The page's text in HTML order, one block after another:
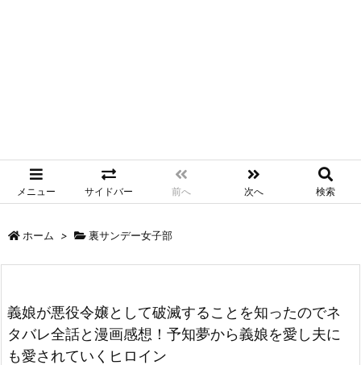
メニュー サイドバー 前へ 次へ 検索
ホーム > 裏サンデー女子部
義娘が悪役令嬢として破滅することを知ったのでネ
タバレ全話と漫画感想！予知夢から義娘を愛し夫に
も愛されていくヒロイン